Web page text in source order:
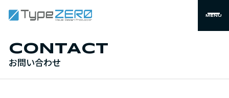
MENU
CONTACT
お問い合わせ